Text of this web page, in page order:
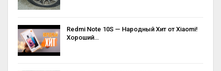
Redmi Note 10S — Народный Хит от Xiaomi!
Хороший…